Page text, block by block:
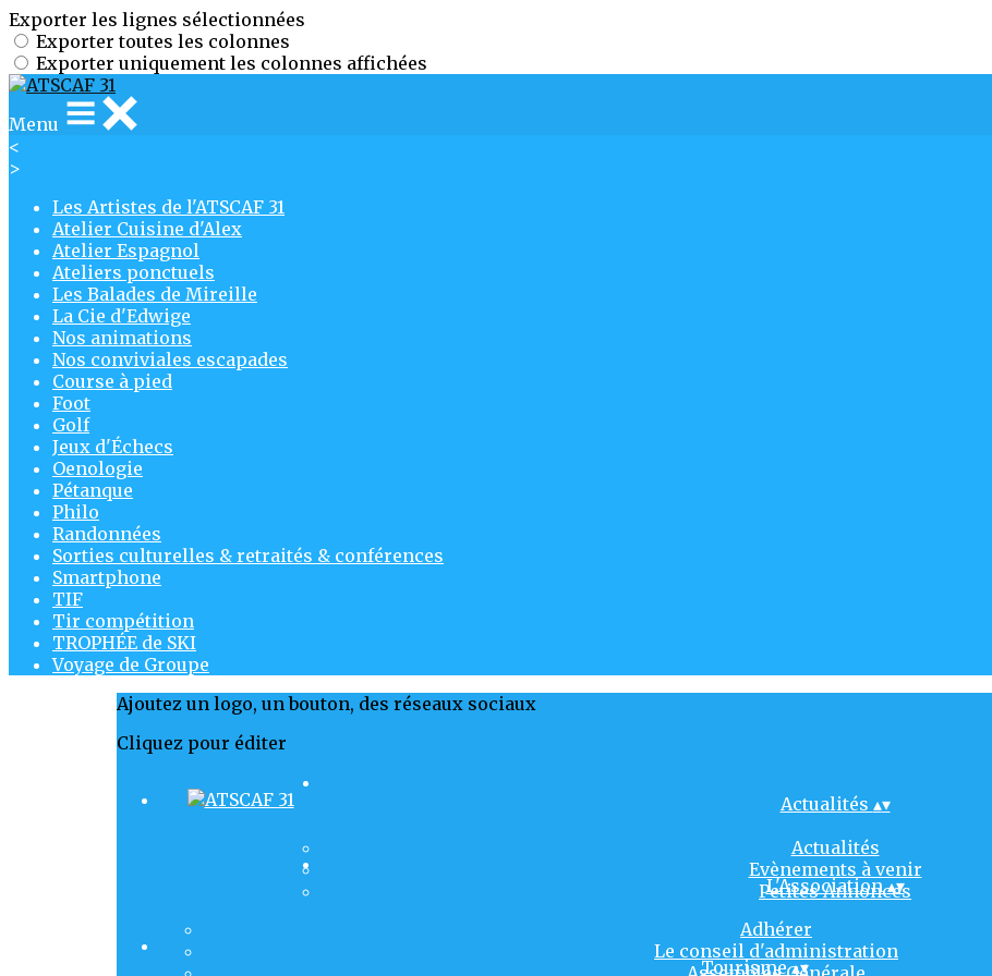
Exporter les lignes sélectionnées
Exporter toutes les colonnes
Exporter uniquement les colonnes affichées
Menu
<
>
Les Artistes de l'ATSCAF 31
Atelier Cuisine d'Alex
Atelier Espagnol
Ateliers ponctuels
Les Balades de Mireille
La Cie d'Edwige
Nos animations
Nos conviviales escapades
Course à pied
Foot
Golf
Jeux d'Échecs
Oenologie
Pétanque
Philo
Randonnées
Sorties culturelles & retraités & conférences
Smartphone
TIF
Tir compétition
TROPHÉE de SKI
Voyage de Groupe
Ajoutez un logo, un bouton, des réseaux sociaux
Cliquez pour éditer
Actualités ▴▾
Actualités
Evènements à venir
Petites Annonces
L'Association▴▾
Adhérer
Le conseil d'administration
Tourisme▴▾